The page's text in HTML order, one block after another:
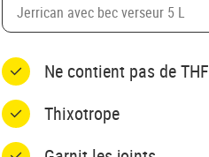
Jerrican avec bec verseur 5 L
Ne contient pas de THF
Thixotrope